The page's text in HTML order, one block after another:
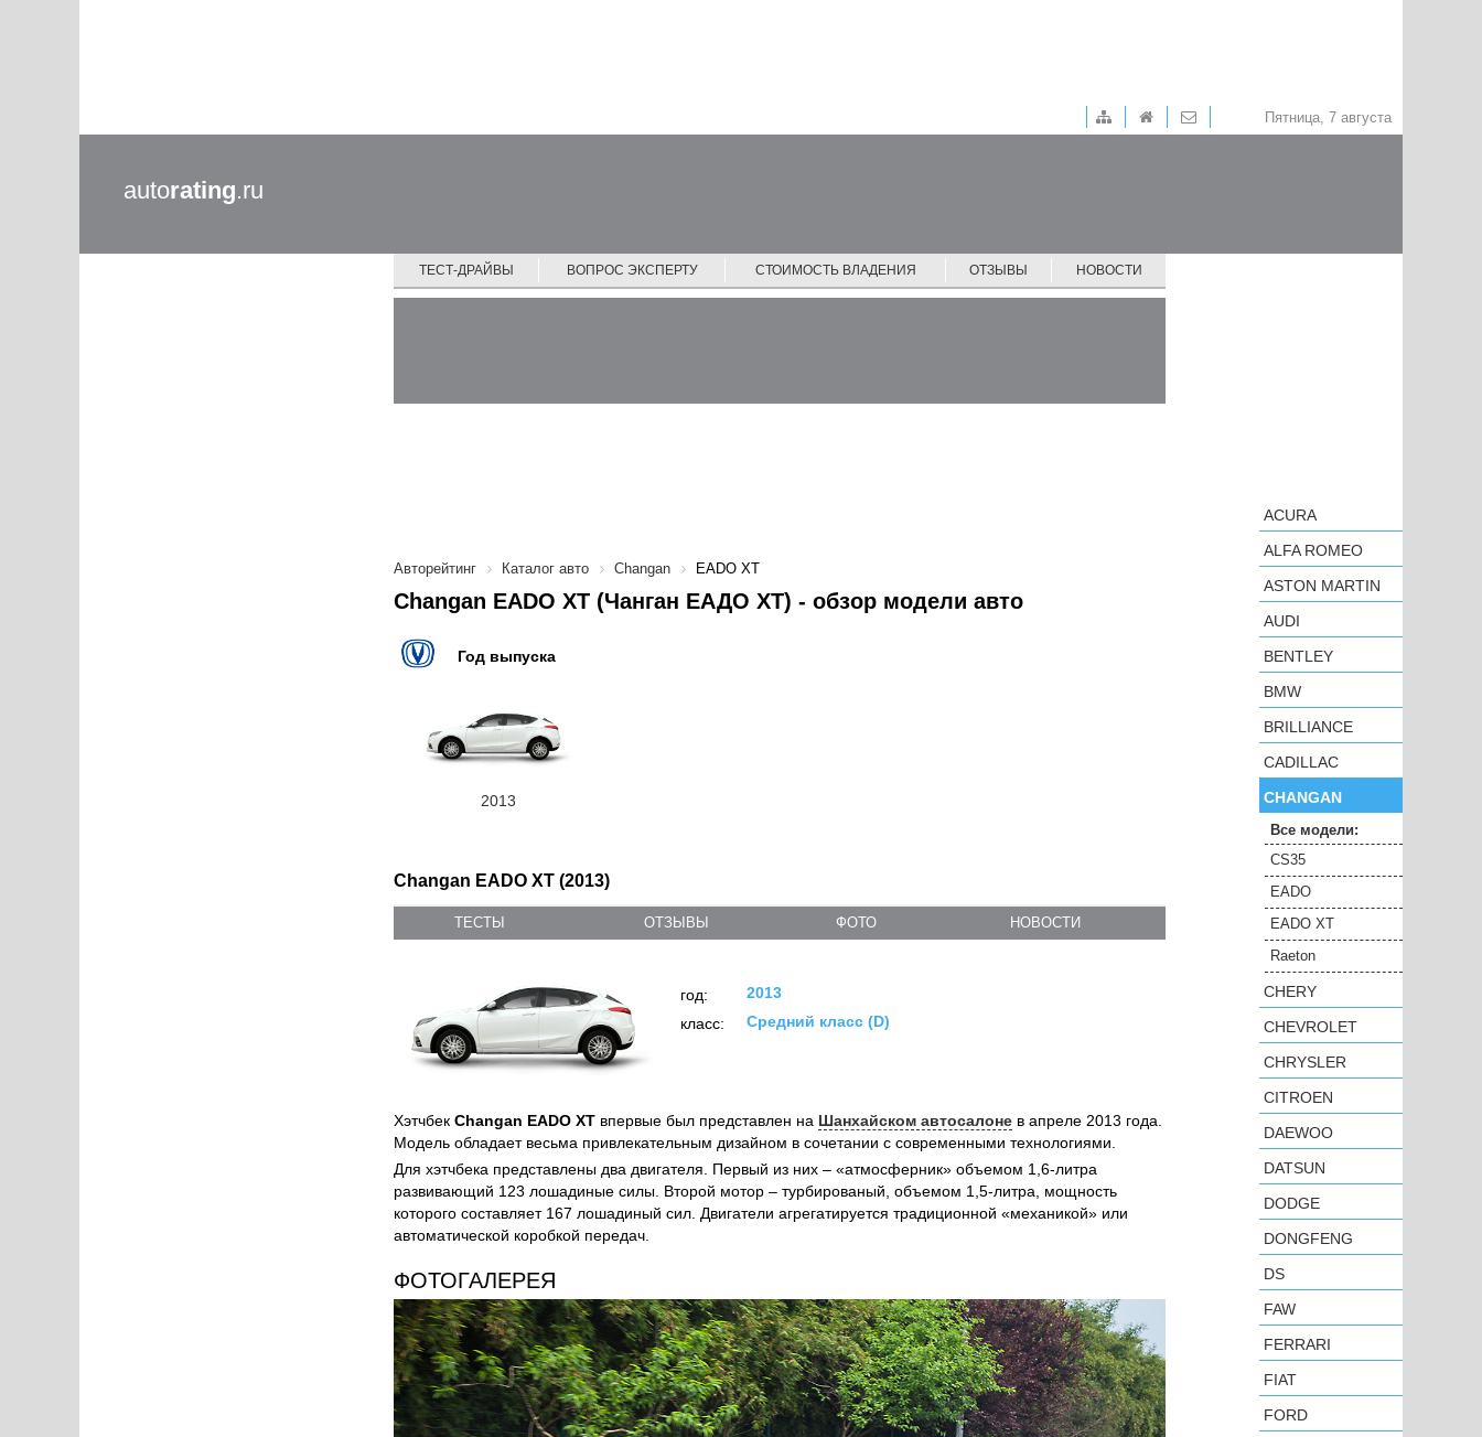
Пятница, 7 августа
autorating.ru
ТЕСТ-ДРАЙВЫ ВОПРОС ЭКСПЕРТУ СТОИМОСТЬ ВЛАДЕНИЯ ОТЗЫВЫ НОВОСТИ
Авторейтинг Каталог авто Changan EADO XT
Changan EADO XT (Чанган ЕАДО XT) - обзор модели авто
Год выпуска
2013
Changan EADO XT (2013)
ТЕСТЫ ОТЗЫВЫ ФОТО НОВОСТИ
год:
2013
класс:
Средний класс (D)
Хэтчбек Changan EADO XT впервые был представлен на Шанхайском автосалоне в апреле 2013 года.
Модель обладает весьма привлекательным дизайном в сочетании с современными технологиями.
Для хэтчбека представлены два двигателя. Первый из них – «атмосферник» объемом 1,6-литра
развивающий 123 лошадиные силы. Второй мотор – турбированый, объемом 1,5-литра, мощность
которого составляет 167 лошадиный сил. Двигатели агрегатируется традиционной «механикой» или
автоматической коробкой передач.
ФОТОГАЛЕРЕЯ
ACURA
ALFA ROMEO
ASTON MARTIN
AUDI
BENTLEY
BMW
BRILLIANCE
CADILLAC
CHANGAN
Все модели:
CS35
EADO
EADO XT
Raeton
CHERY
CHEVROLET
CHRYSLER
CITROEN
DAEWOO
DATSUN
DODGE
DONGFENG
DS
FAW
FERRARI
FIAT
FORD